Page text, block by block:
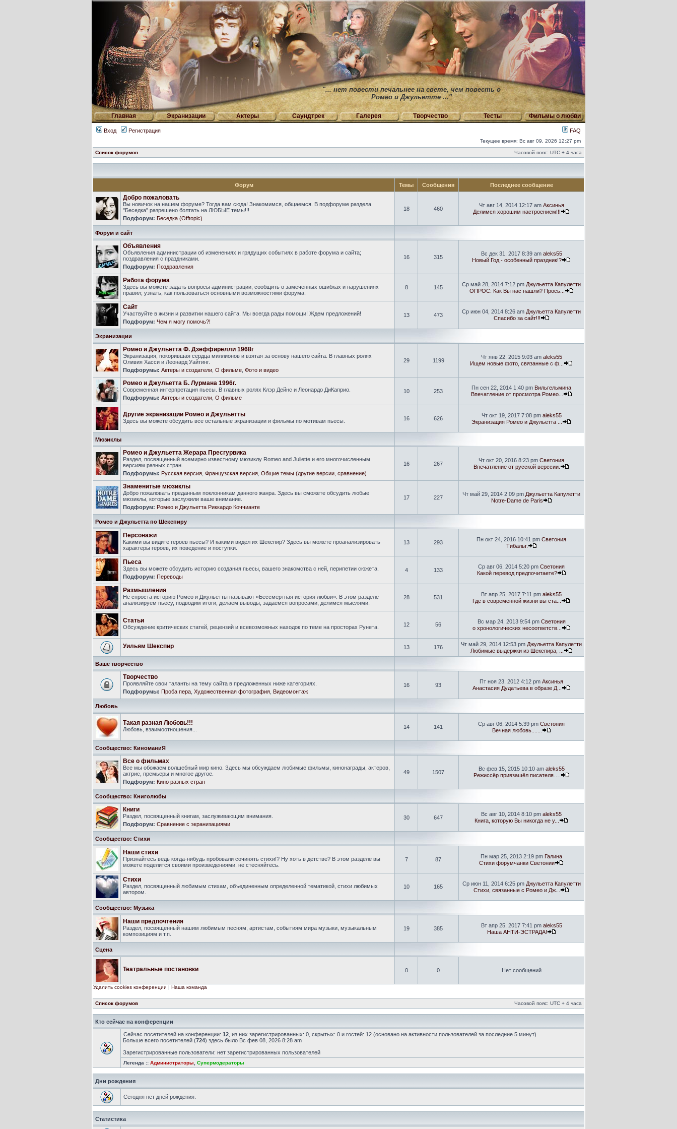
"... нет повести печальнее на свете, чем повесть о
Ромео и Джульетте ..."
Главная Экранизации Актеры Саундтрек Галерея Творчество Тесты Фильмы о любви
Вход Регистрация FAQ
Текущее время: Вс авг 09, 2026 12:27 pm
Список форумов Часовой пояс: UTC + 4 часа
Форум Темы Сообщения Последнее сообщение
Добро пожаловать
Вы новичок на нашем форуме? Тогда вам сюда! Знакомимся, общаемся. В подфоруме раздела
"Беседка" разрешено болтать на ЛЮБЫЕ темы!!!
Подфорум: Беседка (Offtopic)
18 460
Чт авг 14, 2014 12:17 am Аксинья
Делимся хорошим настроением!!!
Форум и сайт
Объявления
Объявления администрации об изменениях и грядущих событиях в работе форума и сайта;
поздравления с праздниками.
Подфорум: Поздравления
16 315
Вс дек 31, 2017 8:39 am aleks55
Новый Год - особенный праздник!?
Работа форума
Здесь вы можете задать вопросы администрации, сообщить о замеченных ошибках и нарушениях
правил; узнать, как пользоваться основными возможностями форума.
8 145 Ср май 28, 2014 7:12 pm Джульетта Капулетти
ОПРОС: Как Вы нас нашли? Прось...
Сайт
Участвуйте в жизни и развитии нашего сайта. Мы всегда рады помощи! Ждем предложений!
Подфорум: Чем я могу помочь?!
13 473
Ср июн 04, 2014 8:26 am Джульетта Капулетти
Спасибо за сайт!!!
Экранизации
Ромео и Джульетта Ф. Дзеффирелли 1968г
Экранизация, покорившая сердца миллионов и взятая за основу нашего сайта. В главных ролях
Оливия Хасси и Леонард Уайтинг.
Подфорумы: Актеры и создатели О фильме Фото и видео
29 1199
Чт янв 22, 2015 9:03 am aleks55
Ищем новые фото, связанные с ф...
Ромео и Джульетта Б. Лурмана 1996г.
Современная интерпретация пьесы. В главных ролях Клэр Дейнс и Леонардо ДиКаприо.
Подфорумы: Актеры и создатели О фильме
10 253
Пн сен 22, 2014 1:40 pm Вильгельмина
Впечатление от просмотра Ромео...
Другие экранизации Ромео и Джульетты
Здесь вы можете обсудить все остальные экранизации и фильмы по мотивам пьесы. 16 626 Чт окт 19, 2017 7:08 pm aleks55
Экранизация Ромео и Джульетта ...
Мюзиклы
Ромео и Джульетта Жерара Пресгурвика
Раздел, посвященный всемирно известному мюзиклу Romeo and Juliette и его многочисленным
версиям разных стран.
Подфорумы: Русская версия Французская версия Общие темы (другие версии, сравнение)
16 267
Чт окт 20, 2016 8:23 pm Светония
Впечатление от русской верссии.
Знаменитые мюзиклы
Добро пожаловать преданным поклонникам данного жанра. Здесь вы сможете обсудить любые
мюзиклы, которые заслужили ваше внимание.
Подфорум: Ромео и Джульетта Риккардо Коччианте
17 227
Чт май 29, 2014 2:09 pm Джульетта Капулетти
Notre-Dame de Paris
Ромео и Джульетта по Шекспиру
Персонажи
Какими вы видите героев пьесы? И какими видел их Шекспир? Здесь вы можете проанализировать
характеры героев, их поведение и поступки.
13 293 Пн окт 24, 2016 10:41 pm Светония
Тибальт.
Пьеса
Здесь вы можете обсудить историю создания пьесы, вашего знакомства с ней, перипетии сюжета.
Подфорум: Переводы
4 133
Ср авг 06, 2014 5:20 pm Светония
Какой перевод предпочитаете?
Размышления
Не спроста историю Ромео и Джульетты называют «Бессмертная история любви». В этом разделе
анализируем пьесу, подводим итоги, делаем выводы, задаемся вопросами, делимся мыслями.
28 531 Вт апр 25, 2017 7:11 pm aleks55
Где в современной жизни вы ста...
Статьи
Обсуждение критических статей, рецензий и всевозможных находок по теме на просторах Рунета. 12 56 Вс мар 24, 2013 9:54 pm Светония
о хронологических несоответств...
Уильям Шекспир 13 176 Чт май 29, 2014 12:53 pm Джульетта Капулетти
Любимые выдержки из Шекспира, ...
Ваше творчество
Творчество
Проявляйте свои таланты на тему сайта в предложенных ниже категориях.
Подфорумы: Проба пера Художественная фотография Видеомонтаж
16 93
Пт ноя 23, 2012 4:12 pm Аксинья
Анастасия Дудатьева в образе Д...
Любовь
Такая разная Любовь!!!
Любовь, взаимоотношения... 14 141 Ср авг 06, 2014 5:39 pm Светония
Вечная любовь.......
Сообщество: КиноманиЯ
Все о фильмах
Все мы обожаем волшебный мир кино. Здесь мы обсуждаем любимые фильмы, кинонаграды, актеров,
актрис, премьеры и многое другое.
Подфорум: Кино разных стран
49 1507
Вс фев 15, 2015 10:10 am aleks55
Режиссёр привзашёл писателя….
Сообщество: Книголюбы
Книги
Раздел, посвященный книгам, заслуживающим внимания.
Подфорум: Сравнение с экранизациями
30 647
Вс авг 10, 2014 8:10 pm aleks55
Книга, которую Вы никогда не у...
Сообщество: Стихи
Наши стихи
Признайтесь ведь когда-нибудь пробовали сочинять стихи!? Ну хоть в детстве? В этом разделе вы
можете поделится своими произведениями, не стесняйтесь.
7 87 Пн мар 25, 2013 2:19 pm Галина
Стихи форумчанки Светонии
Стихи
Раздел, посвященный любимым стихам, объединенным определенной тематикой, стихи любимых
автором.
10 165 Ср июн 11, 2014 6:25 pm Джульетта Капулетти
Стихи, связанные с Ромео и Дж...
Сообщество: Музыка
Наши предпочтения
Раздел, посвященный нашим любимым песням, артистам, событиям мира музыки, музыкальным
композициям и т.п.
19 385 Вт апр 25, 2017 7:41 pm aleks55
Наша АНТИ-ЭСТРАДА!
Сцена
Театральные постановки 0 0 Нет сообщений
Удалить cookies конференции | Наша команда
Список форумов Часовой пояс: UTC + 4 часа
Кто сейчас на конференции
Сейчас посетителей на конференции: 12 , из них зарегистрированных: 0, скрытых: 0 и гостей: 12 (основано на активности пользователей за последние 5 минут)
Больше всего посетителей (724) здесь было Вс фев 08, 2026 8:28 am
Зарегистрированные пользователи: нет зарегистрированных пользователей
Легенда :: Администраторы Супермодераторы
Дни рождения
Сегодня нет дней рождения.
Статистика